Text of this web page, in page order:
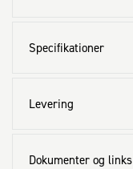
Specifikationer
Levering
Dokumenter og links